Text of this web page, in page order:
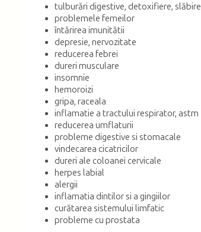
tulburări digestive, detoxifiere, slăbire
problemele femeilor
întărirea imunitătii
depresie, nervozitate
reducerea febrei
dureri musculare
insomnie
hemoroizi
gripa, raceala
inflamatie a tractului respirator, astm
reducerea umflaturii
probleme digestive si stomacale
vindecarea cicatricilor
dureri ale coloanei cervicale
herpes labial
alergii
inflamatia dintilor si a gingiilor
curătarea sistemului limfatic
probleme cu prostata